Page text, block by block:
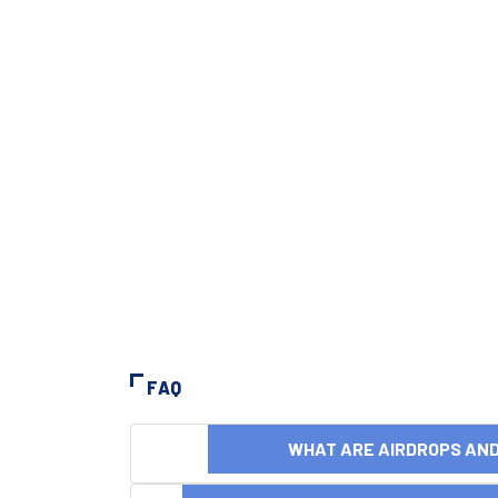
FAQ
WHAT ARE AIRDROPS